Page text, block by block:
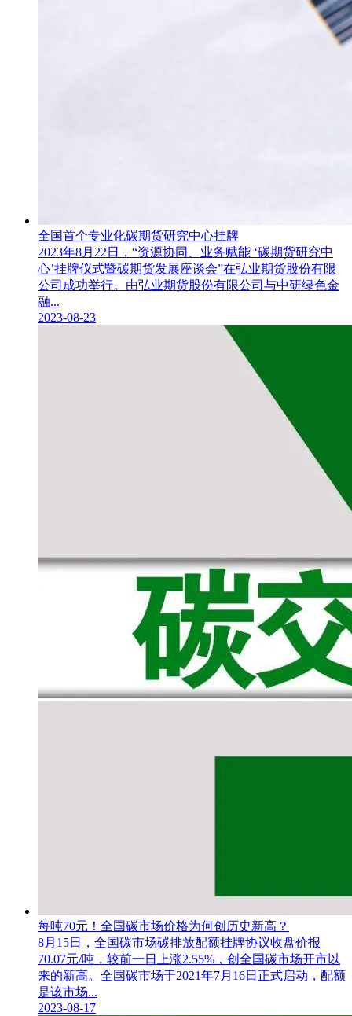
全国首个专业化碳期货研究中心挂牌
2023年8月22日，“资源协同、业务赋能 ‘碳期货研究中
心’挂牌仪式暨碳期货发展座谈会”在弘业期货股份有限
公司成功举行。由弘业期货股份有限公司与中研绿色金
融...
2023-08-23
每吨70元！全国碳市场价格为何创历史新高？
8月15日，全国碳市场碳排放配额挂牌协议收盘价报
70.07元/吨，较前一日上涨2.55%，创全国碳市场开市以
来的新高。全国碳市场于2021年7月16日正式启动，配额
是该市场...
2023-08-17